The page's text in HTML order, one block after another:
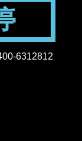
6312812